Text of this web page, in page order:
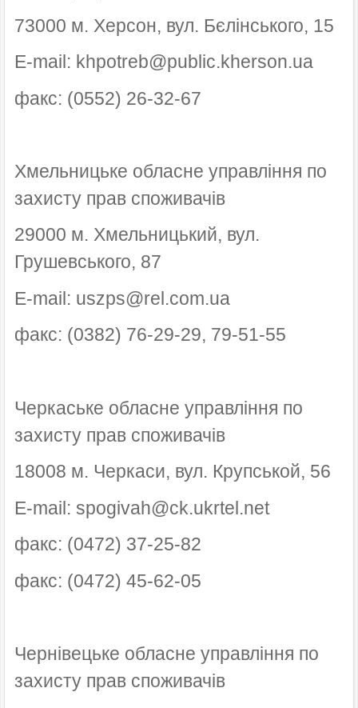
73000 м. Херсон, вул. Бєлінського, 15
E-mail: khpotreb@public.kherson.ua
факс: (0552) 26-32-67
Хмельницьке обласне управління по
захисту прав споживачів
29000 м. Хмельницький, вул.
Грушевського, 87
E-mail: uszps@rel.com.ua
факс: (0382) 76-29-29, 79-51-55
Черкаське обласне управління по
захисту прав споживачів
18008 м. Черкаси, вул. Крупськой, 56
E-mail: spogivah@ck.ukrtel.net
факс: (0472) 37-25-82
факс: (0472) 45-62-05
Чернівецьке обласне управління по
захисту прав споживачів